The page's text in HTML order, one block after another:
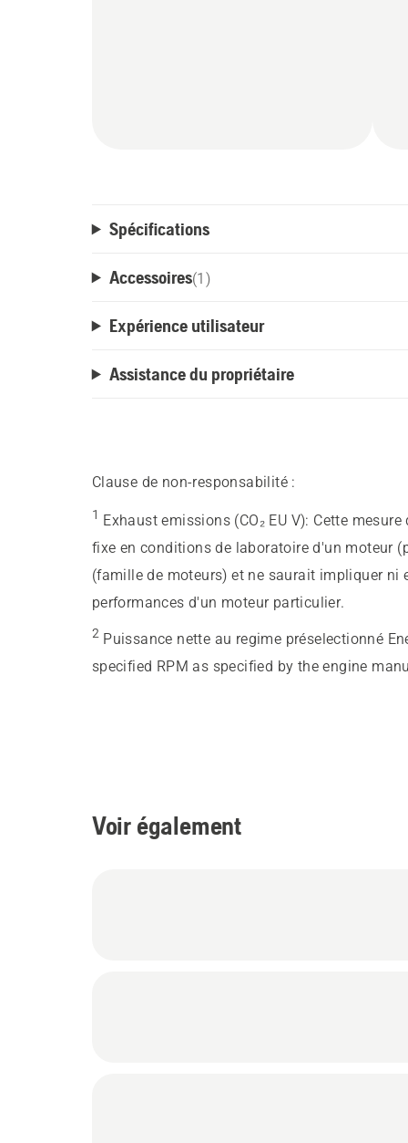
Spécifications
Accessoires(1 )
Expérience utilisateur
Assistance du propriétaire
Clause de non-responsabilité :
1 Exhaust emissions (CO₂ EU V): Cette
fixe en conditions de laboratoire d'un moteur
(famille de moteurs) et ne saurait impliquer ni
performances d'un moteur particulier.
2 Puissance nette au regime préselectionné
specified RPM as specified by the engine
Voir également